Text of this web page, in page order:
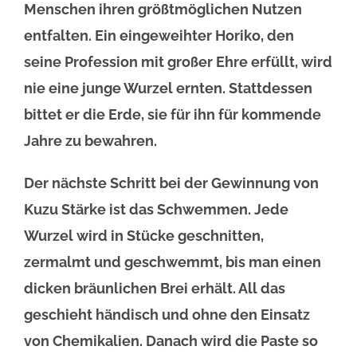
Menschen ihren größtmöglichen Nutzen
entfalten. Ein eingeweihter Horiko, den
seine Profession mit großer Ehre erfüllt, wird
nie eine junge Wurzel ernten. Stattdessen
bittet er die Erde, sie für ihn für kommende
Jahre zu bewahren.
Der nächste Schritt bei der Gewinnung von
Kuzu Stärke ist das Schwemmen. Jede
Wurzel wird in Stücke geschnitten,
zermalmt und geschwemmt, bis man einen
dicken bräunlichen Brei erhält. All das
geschieht händisch und ohne den Einsatz
von Chemikalien. Danach wird die Paste so